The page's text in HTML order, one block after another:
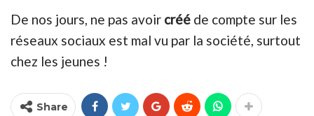
De nos jours, ne pas avoir créé de compte sur les
réseaux sociaux est mal vu par la société, surtout
chez les jeunes !
Share